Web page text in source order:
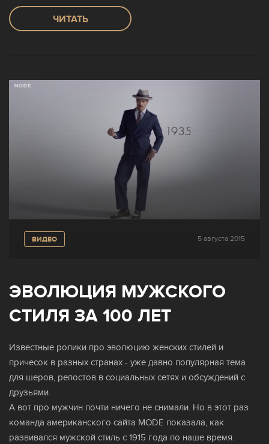
ЧИТАТЬ
ВИДЕО 5 августа 2015
ЭВОЛЮЦИЯ МУЖСКОГО
СТИЛЯ ЗА 100 ЛЕТ
Известные ролики про эволюцию женских стилей и
причесок в разных странах - уже давно популярная тема
для шеров, репостов в социальных сетях и обсуждений с
друзьями.
А вот про мужчин почти ничего не снимали. Но в этот раз
команда американского сайта MODE показала, как
развивался мужской стиль с 1915 года по наше время.